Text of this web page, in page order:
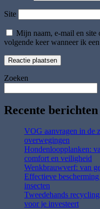
Site
Mijn naam, e-mail en site
volgende keer wanneer ik
Zoeken
Recente berichten
VOG aanvragen in de
overwegingen
Hondenloopplanken:
comfort en veiligheid
Wenkbrauwverf: van
Effectieve
insecten
Tweedehands
voor je investeert